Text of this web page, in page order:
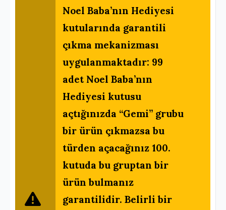
Noel Baba’nın Hediyesi
kutularında garantili
çıkma mekanizması
uygulanmaktadır: 99
adet Noel Baba’nın
Hediyesi kutusu
açtığınızda “Gemi” grubu
bir ürün çıkmazsa bu
türden açacağınız 100.
kutuda bu gruptan bir
ürün bulmanız
garantilidir. Belirli bir